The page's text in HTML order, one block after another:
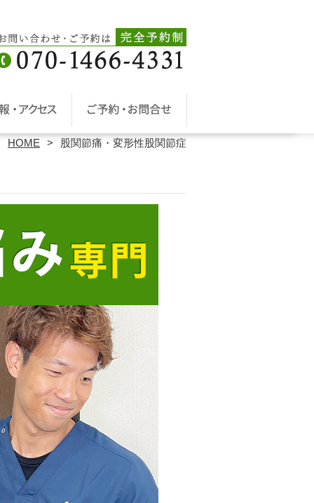
HOME 股関節痛・変形性股関節症